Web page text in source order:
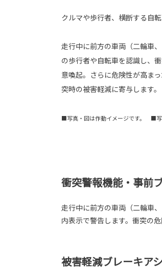
クルマや歩行者、横断する自
走行中に前方の車両（二輪車
の歩行者や自転車を認識し、
意喚起。さらに危険性が高ま
突時の被害軽減に寄与します。
■写真・図は作動イメージです。 ■写
衝突警報機能・事前
走行中に前方の車両（二輪車
内表示で警告します。衝突の
被害軽減ブレーキア